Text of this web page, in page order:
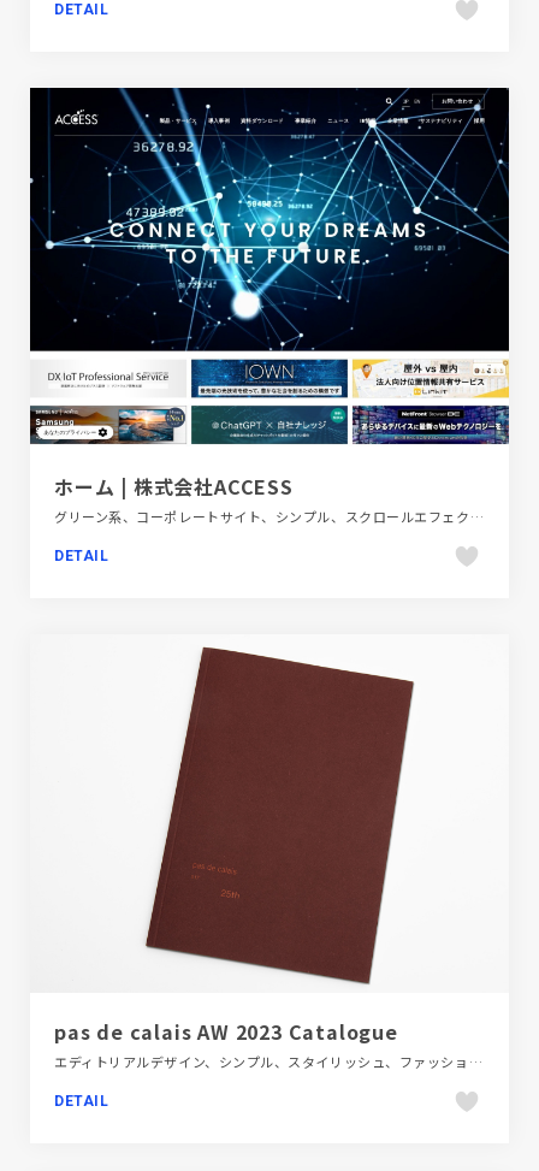
DETAIL
ホーム | 株式会社ACCESS
グリーン系、コーポレートサイト、シンプル、スクロールエフェクト、スタイリッシュ、テクノロジー・サイエンス、ブルー系、ホワイト系、大きめ写真
DETAIL
pas de calais AW 2023 Catalogue
エディトリアルデザイン、シンプル、スタイリッシュ、ファッション・ビューティー、レッド系、大きめ写真
DETAIL